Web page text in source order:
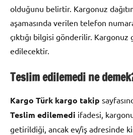
olduğunu belirtir. Kargonuz
aşamasında verilen telefon
çıktığı bilgisi gönderilir.
edilecektir.
Teslim edilemedi ne
Kargo Türk kargo takip
Teslim edilemedi ifadesi,
getirildiği, ancak ev/iş adresinde